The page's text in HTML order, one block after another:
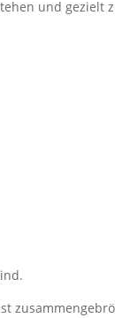
und gezielt